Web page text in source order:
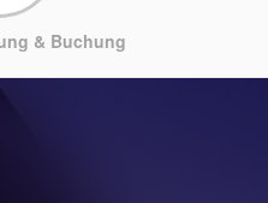
& Buchung